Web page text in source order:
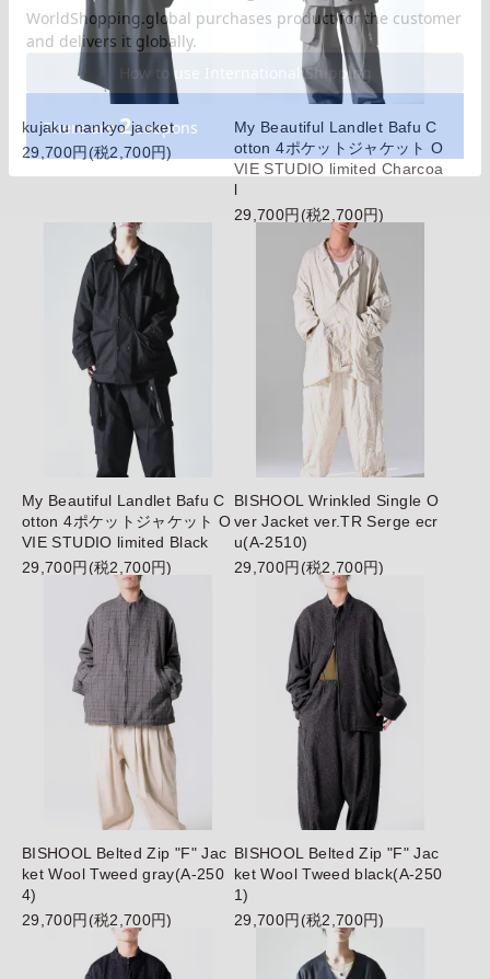
kujaku nankyo jacket
29,700円(税2,700円)
My Beautiful Landlet Bafu C
otton 4ポケットジャケット O
VIE STUDIO limited Charcoa
l
29,700円(税2,700円)
My Beautiful Landlet Bafu C
otton 4ポケットジャケット O
VIE STUDIO limited Black
29,700円(税2,700円)
BISHOOL Wrinkled Single O
ver Jacket ver.TR Serge ecr
u(A-2510)
29,700円(税2,700円)
BISHOOL Belted Zip "F" Jac
ket Wool Tweed gray(A-250
4)
29,700円(税2,700円)
BISHOOL Belted Zip "F" Jac
ket Wool Tweed black(A-250
1)
29,700円(税2,700円)